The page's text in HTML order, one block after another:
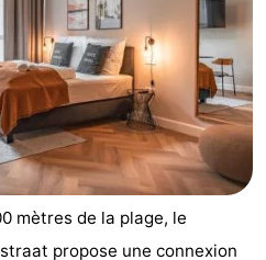
mètres de la plage, le
propose une connexion